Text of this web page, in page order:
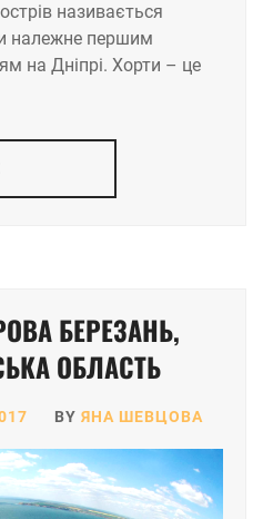
називається
належне першим
на Дніпрі. Хорти – це
БЕРЕЗАНЬ,
ОБЛАСТЬ
BY ЯНА ШЕВЦОВА